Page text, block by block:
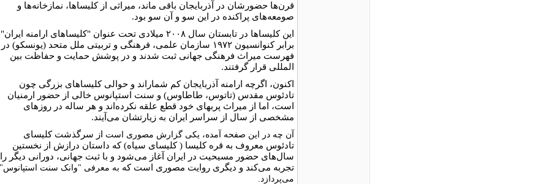
قرن‌ها حضورشان در آذربایجان باقى ماند، میراثى از کلیساها، نمازخانه‌ها و
صومعه‌هاى پراکنده در این سو و آن سو بود.
این کلیساها در تابستان سال
۲۰۰۸ میلادى تحت عنوان "کلیساهاى ارامنه ایران"
برابر کنوانسیون ۱۹۷۲ سازمان علمى، فرهنگى و تربیتى ملل متحد (یونسکو) در
فهرست میراث فرهنگى جهانى ثبت شدند و در پوشش حمایت و حفاظت بین
المللى قرار گرفتند.
اکنون، اگرچه ارامنه آذربایجان کم شماراند و حوالى کلیساهاى بزرگى چون
تادئوس مقدس (تاتوس، طاطاوس) و سنت استپانوس خالى از حضور ارمنیان
است، اما از میراث پربهاى خود قطع علقه نکرده‌اند و هر ساله در روزهاى
مشخصى از سال از سراسر ایران به زیارتشان می‌آیند.
آن چه در این صفحه آمده، یکی گزارش مصوری است از سرگذشت کلیساى
تادئوس معروف به قره کلیسا ( کلیساى سیاه) که داستان درازش از نخستین
سال‌هاى حضور مسیحیت در ایران آغاز می‌شود و با ثبت جهانى، دورانی دیگر را
تجربه می‌کند و دیگری روایت مصوری است که به معرفى "وانک سنت استپانوس"
مى‌پردازد.